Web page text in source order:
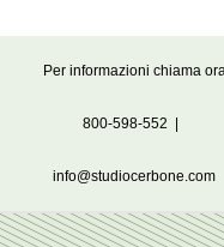
Per informazioni chiama
800-598-552
info@studiocerbone.com